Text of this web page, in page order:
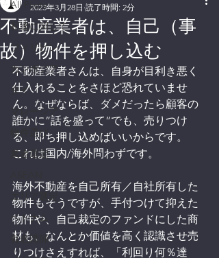
All Posts
私達に関して
フィリピン
カンボジア
タイ
マレーシア
物件選び
業者選定
エリア選定
ベトナム
有名講師
不動産業者は、自己（事
故）物件を押し込む
2023年3月28日 読了時間: 2分
不動産業者さんは、自身が目利き悪く
仕入れることをさほど恐れていませ
ん。なぜならば、ダメだったら顧客の
誰かに”話を盛って”でも、売りつけ
る、即ち押し込めばいいからです。
これは国内/海外問わずです。
海外不動産を自己所有／自社所有した
物件もそうですが、手付つけて抑えた
物件や、自己裁定のファンドにした商
材も、なんとか価値を高く認識させ売
りつけさえすれば、「利回り何％達